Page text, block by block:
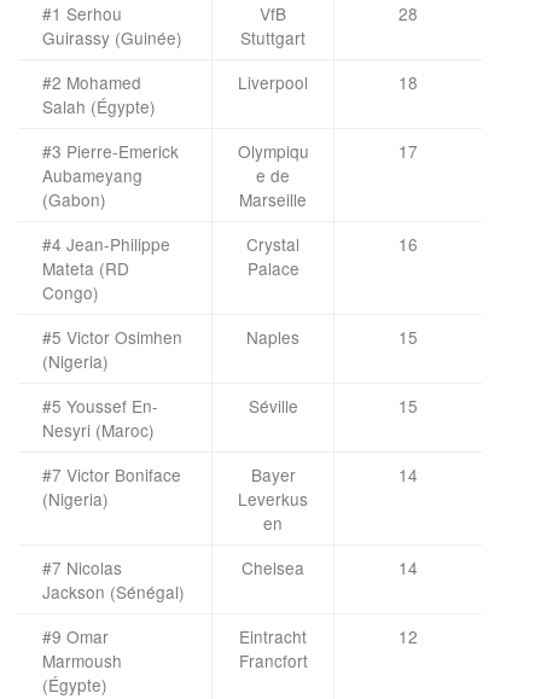
#1 Serhou
Guirassy (Guinée)
VfB
Stuttgart
28
#2 Mohamed
Salah (Égypte)
Liverpool 18
#3 Pierre-Emerick
Aubameyang
(Gabon)
Olympiqu
e de
Marseille
17
#4 Jean-Philippe
Mateta (RD
Congo)
Crystal
Palace
16
#5 Victor Osimhen
(Nigeria)
Naples 15
#5 Youssef En-
Nesyri (Maroc)
Séville 15
#7 Victor Boniface
(Nigeria)
Bayer
Leverkus
en
14
#7 Nicolas
Jackson (Sénégal)
Chelsea 14
#9 Omar
Marmoush
(Égypte)
Eintracht
Francfort
12